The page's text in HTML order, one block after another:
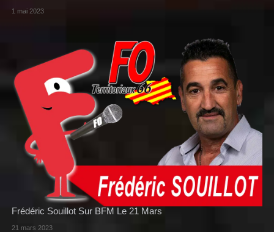
1 mai 2023
Frédéric Souillot Sur BFM Le 21 Mars
21 mars 2023